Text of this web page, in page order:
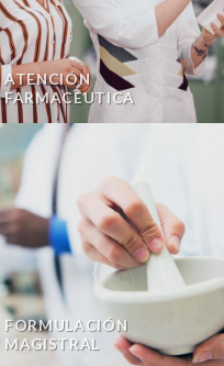
ATENCIÓN
FARMACÉUTICA
FORMULACIÓN
MAGISTRAL